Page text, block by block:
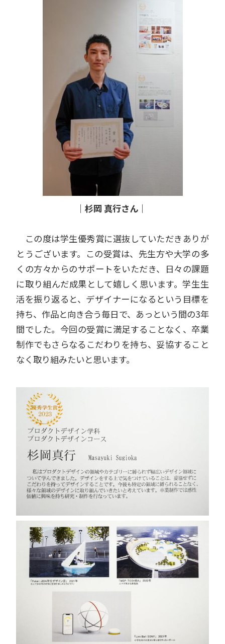
｜杉岡 真行さん｜
この度は学生優秀賞に選抜していただきありが
とうございます。この受賞は、先生方や大学の多
くの方々からのサポートをいただき、日々の課題
に取り組んだ成果として嬉しく思います。学生生
活を振り返ると、デザイナーになるという目標を
持ち、作品と向き合う毎日で、あっという間の3年
間でした。今回の受賞に満足することなく、卒業
制作でもさらなるこだわりを持ち、妥協すること
なく取り組みたいと思います。